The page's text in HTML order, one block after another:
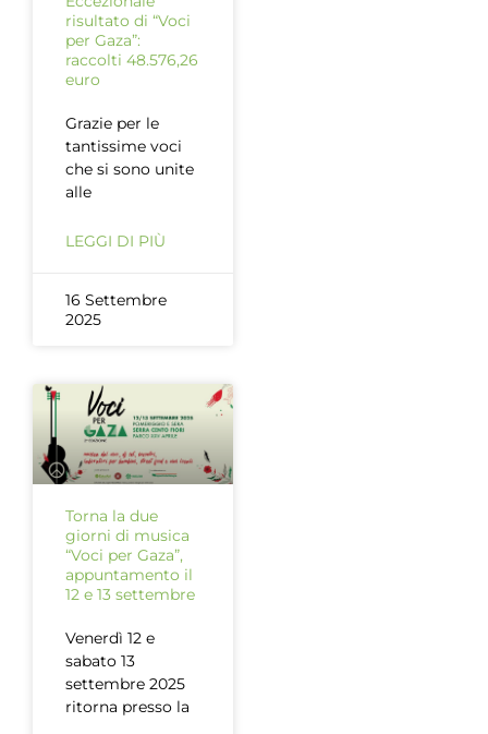
risultato di “Voci
per Gaza”:
raccolti 48.576,26
euro
Grazie per le
tantissime voci
che si sono unite
alle
LEGGI DI PIÙ
16 Settembre
2025
Torna la due
giorni di musica
“Voci per Gaza”,
appuntamento il
12 e 13 settembre
Venerdì 12 e
sabato 13
settembre 2025
ritorna presso la